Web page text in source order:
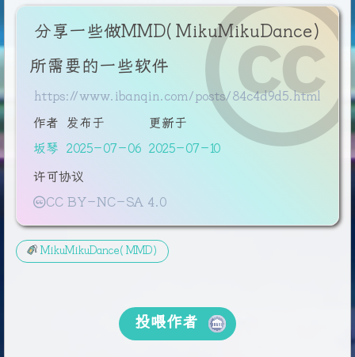
分享一些做MMD(MikuMikuDance)
所需要的一些软件
https://www.ibanqin.com/posts/84c4d9d5.html
作者
坂琴
发布于
2025-07-06
更新于
2025-07-10
许可协议
CC BY-NC-SA 4.0
MikuMikuDance(MMD)
投喂作者